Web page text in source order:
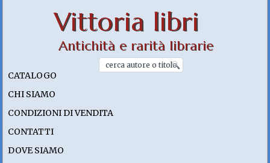
Vittoria libri
Antichità e rarità librarie
CATALOGO
CHI SIAMO
CONDIZIONI DI VENDITA
CONTATTI
DOVE SIAMO